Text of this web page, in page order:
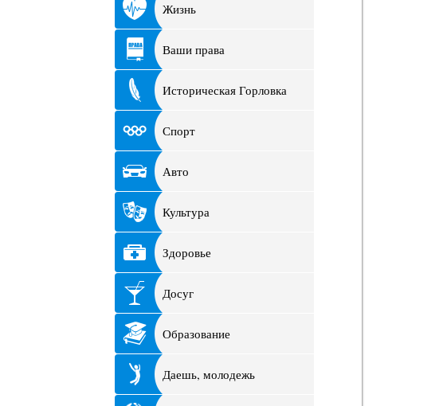
Жизнь
Ваши права
Историческая Горловка
Спорт
Авто
Культура
Здоровье
Досуг
Образование
Даешь, молодежь